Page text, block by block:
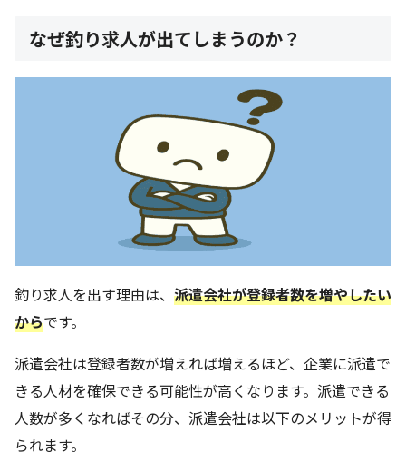
なぜ釣り求人が出てしまうのか？
釣り求人を出す理由は、 派遣会社が登録者数を増やしたい
からです。
派遣会社は登録者数が増えれば増えるほど、企業に派遣で
きる人材を確保できる可能性が高くなります。派遣できる
人数が多くなればその分、派遣会社は以下のメリットが得
られます。